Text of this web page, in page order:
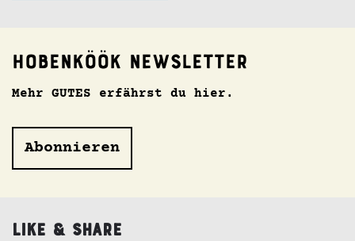
Hobenköök Newsletter
Mehr GUTES erfährst du hier.
Abonnieren
Like & Share